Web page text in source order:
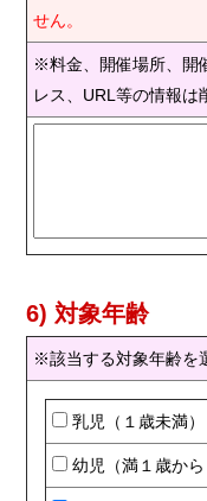
せん。
※料金、開催場所、開
レス、URL等の情報は
6) 対象年齢
※該当する対象年齢を
乳児（１歳未満）
幼児（満１歳から